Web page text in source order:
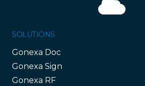
SOLUTIONS
Gonexa Doc
Gonexa Sign
Gonexa RF